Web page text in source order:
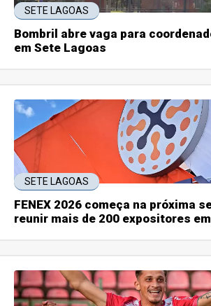
SETE LAGOAS
Bombril abre vaga para
em Sete Lagoas
SETE LAGOAS
FENEX 2026 começa na próxima
reunir mais de 200 expositores